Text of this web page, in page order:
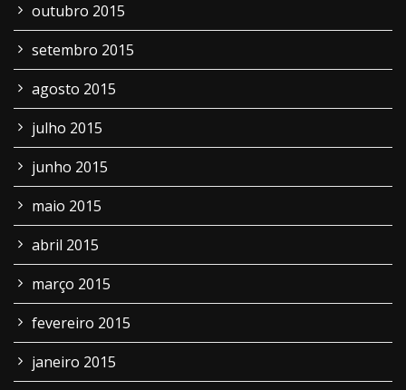
outubro 2015
setembro 2015
agosto 2015
julho 2015
junho 2015
maio 2015
abril 2015
março 2015
fevereiro 2015
janeiro 2015